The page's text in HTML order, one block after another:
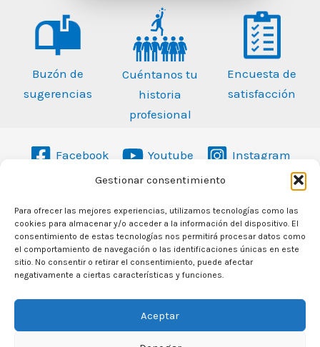
Gestionar consentimiento
Para ofrecer las mejores experiencias, utilizamos tecnologías como las
cookies para almacenar y/o acceder a la información del dispositivo. El
consentimiento de estas tecnologías nos permitirá procesar datos como
el comportamiento de navegación o las identificaciones únicas en este
sitio. No consentir o retirar el consentimiento, puede afectar
negativamente a ciertas características y funciones.
Aceptar
Buzón de
sugerencias
Cuéntanos tu
historia
profesional
Encuesta de
satisfacción
Facebook Youtube Instagram
958 467 393
info@oal-albolote.com
Avda. Jacobo Camarero s/n
18220 Albolote (Granada)
Política de privacidad